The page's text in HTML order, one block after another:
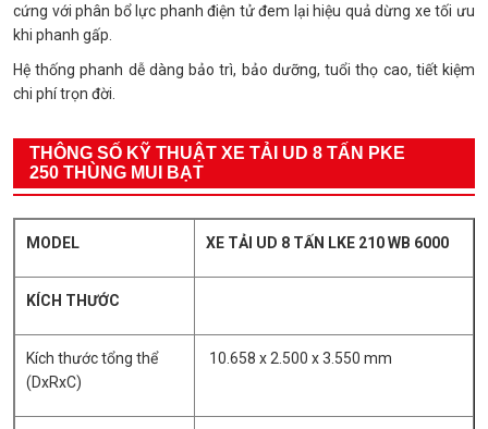
cứng với phân bổ lực phanh điện tử đem lại hiệu quả dừng xe tối ưu
khi phanh gấp.
Hệ thống phanh dễ dàng bảo trì, bảo dưỡng, tuổi thọ cao, tiết kiệm
chi phí trọn đời.
THÔNG SỐ KỸ THUẬT XE TẢI UD 8 TẤN PKE
250 THÙNG MUI BẠT
MODEL XE TẢI UD 8 TẤN LKE 210 WB 6000
KÍCH THƯỚC
Kích thước tổng thể
(DxRxC)
10.658 x 2.500 x 3.550 mm